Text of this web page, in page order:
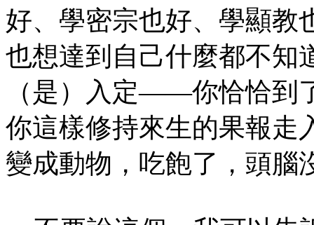
好、學密宗也好、學顯教
也想達到自己什麼都不知
（是）入定——你恰恰到
你這樣修持來生的果報走
變成動物，吃飽了，頭腦